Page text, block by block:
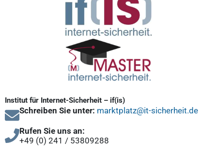
Institut für Internet-Sicherheit – if(is)
Schreiben Sie unter: marktplatz@it-sicherheit.de
Rufen Sie uns an:
+49 (0) 241 / 53809288